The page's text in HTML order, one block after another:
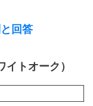
回答
トオーク）